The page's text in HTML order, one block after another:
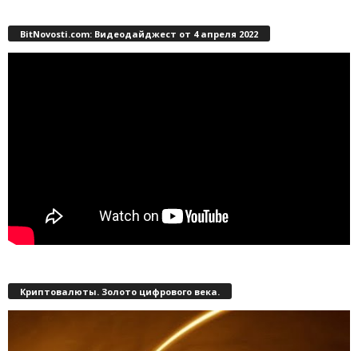
BitNovosti.com: Видеодайджест от 4 апреля 2022
Криптовалюты. Золото цифрового века.